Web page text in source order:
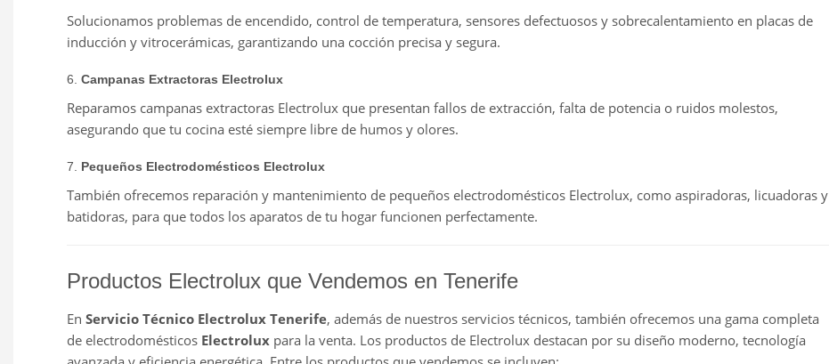
Solucionamos problemas de encendido, control de temperatura, sensores defectuosos y sobrecalentamiento en placas de
inducción y vitrocerámicas, garantizando una cocción precisa y segura.
6. Campanas Extractoras Electrolux
Reparamos campanas extractoras Electrolux que presentan fallos de extracción, falta de potencia o ruidos molestos,
asegurando que tu cocina esté siempre libre de humos y olores.
7. Pequeños Electrodomésticos Electrolux
También ofrecemos reparación y mantenimiento de pequeños electrodomésticos Electrolux, como aspiradoras, licuadoras y
batidoras, para que todos los aparatos de tu hogar funcionen perfectamente.
Productos Electrolux que Vendemos en Tenerife
En Servicio Técnico Electrolux Tenerife, además de nuestros servicios técnicos, también ofrecemos una gama completa
de electrodomésticos Electrolux para la venta. Los productos de Electrolux destacan por su diseño moderno, tecnología